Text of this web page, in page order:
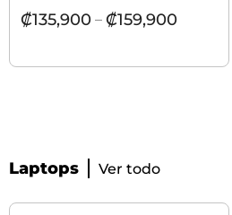
₡135,900 – ₡159,900
Laptops Ver todo